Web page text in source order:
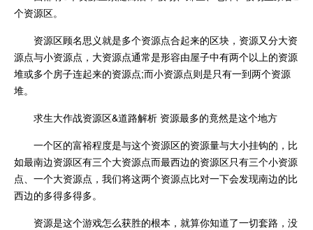
个资源区。
资源区顾名思义就是多个资源点合起来的区块，资源又分大资
源点与小资源点，大资源点通常是形容由屋子中有两个以上的资源
堆或多个房子连起来的资源点;而小资源点则是只有一到两个资源
堆。
求生大作战资源区&道路解析 资源最多的竟然是这个地方
一个区的富裕程度是与这个资源区的资源量与大小挂钩的，比
如最南边资源区有三个大资源点而最西边的资源区只有三个小资源
点、一个大资源点，我们将这两个资源点比对一下会发现南边的比
西边的多得多得多。
资源是这个游戏怎么获胜的根本，就算你知道了一切套路，没